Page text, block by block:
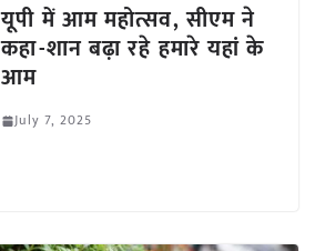
यूपी में आम महोत्सव, सीएम ने
कहा-शान बढ़ा रहे हमारे यहां के
आम
July 7, 2025